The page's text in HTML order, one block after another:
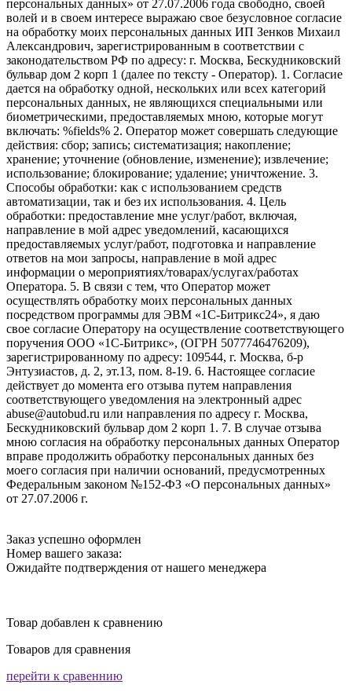
персональных данных» от 27.07.2006 года свободно, своей
волей и в своем интересе выражаю свое безусловное согласие
на обработку моих персональных данных ИП Зенков Михаил
Александрович, зарегистрированным в соответствии с
законодательством РФ по адресу: г. Москва, Бескудниковский
бульвар дом 2 корп 1 (далее по тексту - Оператор). 1. Согласие
дается на обработку одной, нескольких или всех категорий
персональных данных, не являющихся специальными или
биометрическими, предоставляемых мною, которые могут
включать: %fields% 2. Оператор может совершать следующие
действия: сбор; запись; систематизация; накопление;
хранение; уточнение (обновление, изменение); извлечение;
использование; блокирование; удаление; уничтожение. 3.
Способы обработки: как с использованием средств
автоматизации, так и без их использования. 4. Цель
обработки: предоставление мне услуг/работ, включая,
направление в мой адрес уведомлений, касающихся
предоставляемых услуг/работ, подготовка и направление
ответов на мои запросы, направление в мой адрес
информации о мероприятиях/товарах/услугах/работах
Оператора. 5. В связи с тем, что Оператор может
осуществлять обработку моих персональных данных
посредством программы для ЭВМ «1С-Битрикс24», я даю
свое согласие Оператору на осуществление соответствующего
поручения ООО «1С-Битрикс», (ОГРН 5077746476209),
зарегистрированному по адресу: 109544, г. Москва, б-р
Энтузиастов, д. 2, эт.13, пом. 8-19. 6. Настоящее согласие
действует до момента его отзыва путем направления
соответствующего уведомления на электронный адрес
abuse@autobud.ru или направления по адресу г. Москва,
Бескудниковский бульвар дом 2 корп 1. 7. В случае отзыва
мною согласия на обработку персональных данных Оператор
вправе продолжить обработку персональных данных без
моего согласия при наличии оснований, предусмотренных
Федеральным законом №152-ФЗ «О персональных данных»
от 27.07.2006 г.
Заказ успешно оформлен
Номер вашего заказа:
Ожидайте подтверждения от нашего менеджера
Товар добавлен к сравнению
Товаров для сравнения
перейти к сравеннию